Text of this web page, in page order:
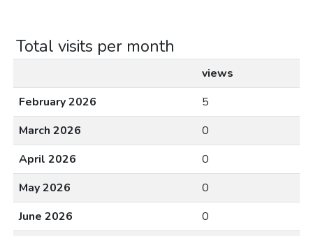
Total visits per month
views
February 2026
5
March 2026
0
April 2026
0
May 2026
0
June 2026
0